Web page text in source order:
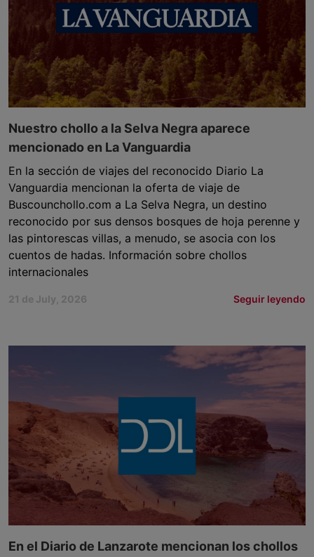
Nuestro chollo a la Selva Negra aparece
mencionado en La Vanguardia
En la sección de viajes del reconocido Diario La
Vanguardia mencionan la oferta de viaje de
Buscounchollo.com a La Selva Negra, un destino
reconocido por sus densos bosques de hoja perenne y
las pintorescas villas, a menudo, se asocia con los
cuentos de hadas. Información sobre chollos
internacionales
21 de July, 2026 Seguir leyendo
En el Diario de Lanzarote mencionan los chollos